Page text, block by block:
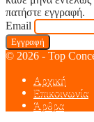
πατήστε εγγραφή.
Email
© 2026 - Top
Αρχική
Επικοινωνία
Άρθρα